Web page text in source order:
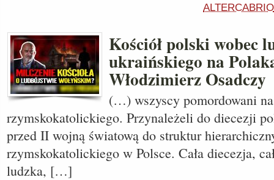
ALTERCABRIO
Kościół polski wobec
ukraińskiego na
Włodzimierz Osadczy
(…) wszyscy pomordowani
rzymskokatolickiego. Przynależeli do diecezji
przed II wojną światową do struktur
rzymskokatolickiego w Polsce. Cała diecezja,
ludzka, […]